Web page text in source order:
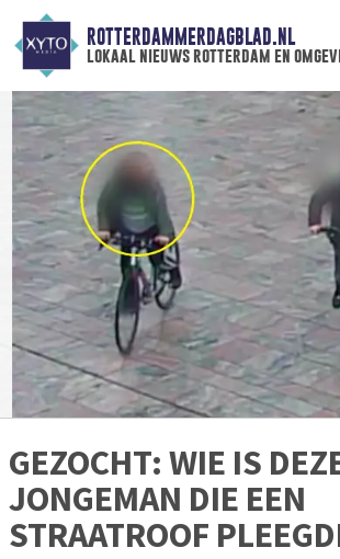
ROTTERDAMMERDAGBLAD.NL
lokaal nieuws rotterdam en
GEZOCHT: WIE IS
JONGEMAN DIE EEN
STRAATROOF